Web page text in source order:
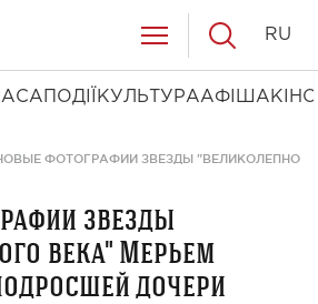
ПОДІЇ КУЛЬТУРААФІША КІНО
RU
ФОТОГРАФИИ ЗВЕЗДЫ
звезды
века" Мерьем
дочери